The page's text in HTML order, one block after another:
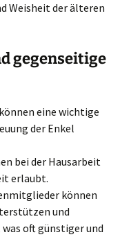
Weisheit der älteren
gegenseitige
eine wichtige
der Enkel
bei der Hausarbeit
erlaubt.
können
und
oft günstiger und